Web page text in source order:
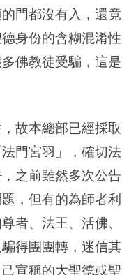
門都沒有入，還竟
身份的含糊混淆性
佛教徒受騙，這是
故本總部已經採取
門宮羽」，確切法
之前雖然多次公告
，但有的為師者利
者、法王、活佛、
得團團轉，迷信其
宣稱的大聖德或聖